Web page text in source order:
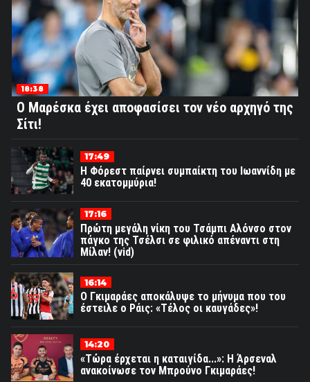
18:38
Ο Μαρέσκα έχει αποφασίσει τον νέο αρχηγό της
Σίτι!
17:49
Η Φόρεστ παίρνει συμπαίκτη του Ιωαννίδη με
40 εκατομμύρια!
17:16
Πρώτη μεγάλη νίκη του Τσάμπι Αλόνσο στον
πάγκο της Τσέλσι σε φιλικό απέναντι στη
Μίλαν! (vid)
16:14
Ο Γκιμαράες αποκάλυψε το μήνυμα που του
έστειλε ο Ράις: «Τέλος οι καυγάδες»!
14:20
«Τώρα έρχεται η καταιγίδα...»: Η Άρσεναλ
ανακοίνωσε τον Μπρούνο Γκιμαράες!